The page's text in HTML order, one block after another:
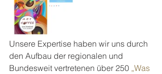
Unsere Expertise haben wir uns durch
den Aufbau der regionalen und
Bundesweit vertretenen über 250 „Was